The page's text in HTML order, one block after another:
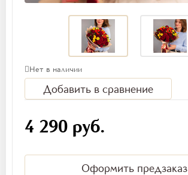
Нет в наличии
Добавить в сравнение
4 290 руб.
Оформить предзаказ